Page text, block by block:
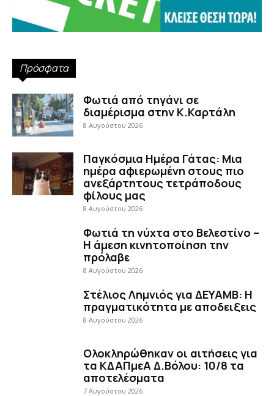
Πρόσφατα
Φωτιά από τηγάνι σε
διαμέρισμα στην Κ.Καρτάλη
8 Αυγούστου 2026
Παγκόσμια Ημέρα Γάτας: Μια
ημέρα αφιερωμένη στους πιο
ανεξάρτητους τετράποδους
φίλους μας
8 Αυγούστου 2026
Φωτιά τη νύχτα στο Βελεστίνο –
Η άμεση κινητοποίηση την
πρόλαβε
8 Αυγούστου 2026
Στέλιος Λημνιός για ΔΕΥΑΜΒ: Η
πραγματικότητα με αποδειξεις
8 Αυγούστου 2026
Ολοκληρώθηκαν οι αιτήσεις για
τα ΚΔΑΠμεΑ Δ.Βόλου: 10/8 τα
αποτελέσματα
7 Αυγούστου 2026